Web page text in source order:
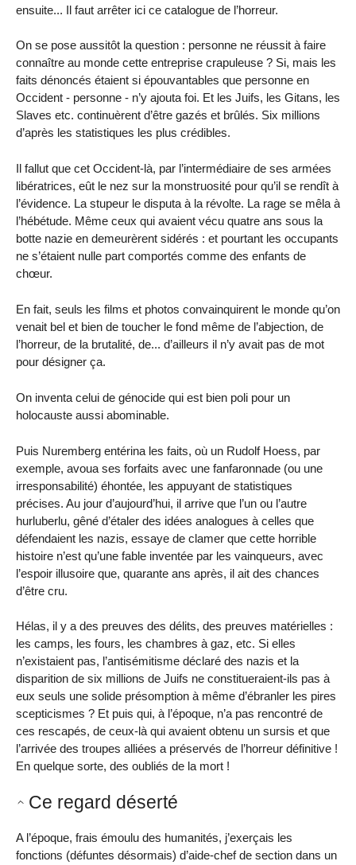
ensuite... Il faut arrêter ici ce catalogue de l’horreur.
On se pose aussitôt la question : personne ne réussit à faire
connaître au monde cette entreprise crapuleuse ? Si, mais les
faits dénoncés étaient si épouvantables que personne en
Occident - personne - n’y ajouta foi. Et les Juifs, les Gitans, les
Slaves etc. continuèrent d’être gazés et brûlés. Six millions
d’après les statistiques les plus crédibles.
Il fallut que cet Occident-là, par l’intermédiaire de ses armées
libératrices, eût le nez sur la monstruosité pour qu’il se rendît à
l’évidence. La stupeur le disputa à la révolte. La rage se mêla à
l’hébétude. Même ceux qui avaient vécu quatre ans sous la
botte nazie en demeurèrent sidérés : et pourtant les occupants
ne s’étaient nulle part comportés comme des enfants de
chœur.
En fait, seuls les films et photos convainquirent le monde qu’on
venait bel et bien de toucher le fond même de l’abjection, de
l’horreur, de la brutalité, de... d’ailleurs il n’y avait pas de mot
pour désigner ça.
On inventa celui de génocide qui est bien poli pour un
holocauste aussi abominable.
Puis Nuremberg entérina les faits, où un Rudolf Hoess, par
exemple, avoua ses forfaits avec une fanfaronnade (ou une
irresponsabilité) éhontée, les appuyant de statistiques
précises. Au jour d’aujourd’hui, il arrive que l’un ou l’autre
hurluberlu, gêné d’étaler des idées analogues à celles que
défendaient les nazis, essaye de clamer que cette horrible
histoire n’est qu’une fable inventée par les vainqueurs, avec
l’espoir illusoire que, quarante ans après, il ait des chances
d’être cru.
Hélas, il y a des preuves des délits, des preuves matérielles :
les camps, les fours, les chambres à gaz, etc. Si elles
n’existaient pas, l’antisémitisme déclaré des nazis et la
disparition de six millions de Juifs ne constitueraient-ils pas à
eux seuls une solide présomption à même d’ébranler les pires
scepticismes ? Et puis qui, à l’époque, n’a pas rencontré de
ces rescapés, de ceux-là qui avaient obtenu un sursis et que
l’arrivée des troupes alliées a préservés de l’horreur définitive !
En quelque sorte, des oubliés de la mort !
Ce regard déserté
A l’époque, frais émoulu des humanités, j’exerçais les
fonctions (défuntes désormais) d’aide-chef de section dans un